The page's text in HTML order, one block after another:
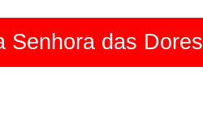
Senhora das Dores